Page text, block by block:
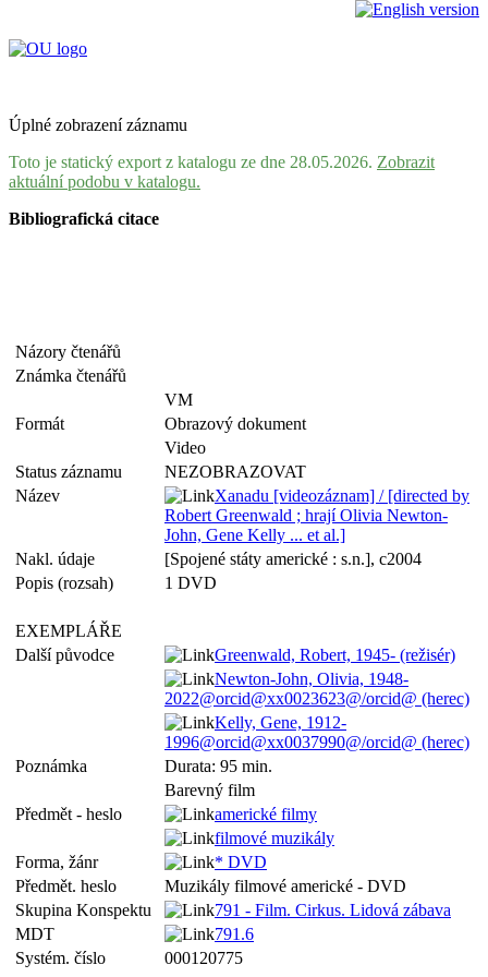
Úplné zobrazení záznamu
Toto je statický export z katalogu ze dne 28.05.2026. Zobrazit
aktuální podobu v katalogu.
Bibliografická citace
Názory čtenářů
Známka čtenářů
VM
Formát
Obrazový dokument
Video
Status záznamu
NEZOBRAZOVAT
Název
Xanadu [videozáznam] / [directed by
Robert Greenwald ; hrají Olivia Newton-
John, Gene Kelly ... et al.]
Nakl. údaje
[Spojené státy americké : s.n.], c2004
Popis (rozsah)
1 DVD
EXEMPLÁŘE
Další původce
Greenwald, Robert, 1945- (režisér)
Newton-John, Olivia, 1948-
2022@orcid@xx0023623@/orcid@ (herec)
Kelly, Gene, 1912-
1996@orcid@xx0037990@/orcid@ (herec)
Poznámka
Durata: 95 min.
Barevný film
Předmět - heslo
americké filmy
filmové muzikály
Forma, žánr
* DVD
Předmět. heslo
Muzikály filmové americké - DVD
Skupina Konspektu
791 - Film. Cirkus. Lidová zábava
MDT
791.6
Systém. číslo
000120775